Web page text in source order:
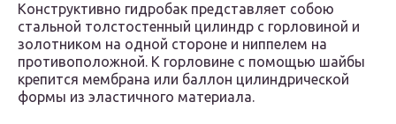
Конструктивно гидробак представляет собою
стальной толстостенный цилиндр с горловиной и
золотником на одной стороне и ниппелем на
противоположной. К горловине с помощью шайбы
крепится мембрана или баллон цилиндрической
формы из эластичного материала.